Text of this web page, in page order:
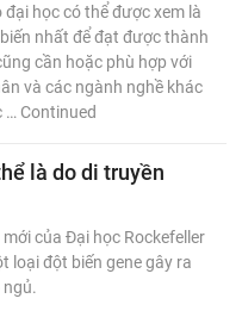
đại học có thể được xem là
nhất để đạt được thành
cần hoặc phù hợp với
và các ngành nghề khác
… Continued
là do di truyền
của Đại học Rockefeller
loại đột biến gene gây ra
ngủ.